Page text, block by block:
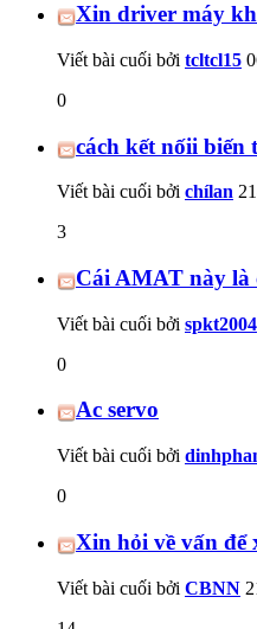
Xin driver máy
Viết bài cuối bởi tcltcl15
0
cách kết nốii biến
Viết bài cuối bởi chílan
3
Cái AMAT này là
Viết bài cuối bởi spkt2004
0
Ac servo
Viết bài cuối bởi
0
Xin hỏi về vấn để
Viết bài cuối bởi CBNN